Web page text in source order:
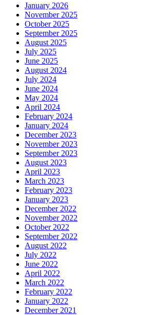
January 2026
November 2025
October 2025
September 2025
August 2025
July 2025
June 2025
August 2024
July 2024
June 2024
May 2024
April 2024
February 2024
January 2024
December 2023
November 2023
September 2023
August 2023
April 2023
March 2023
February 2023
January 2023
December 2022
November 2022
October 2022
September 2022
August 2022
July 2022
June 2022
April 2022
March 2022
February 2022
January 2022
December 2021